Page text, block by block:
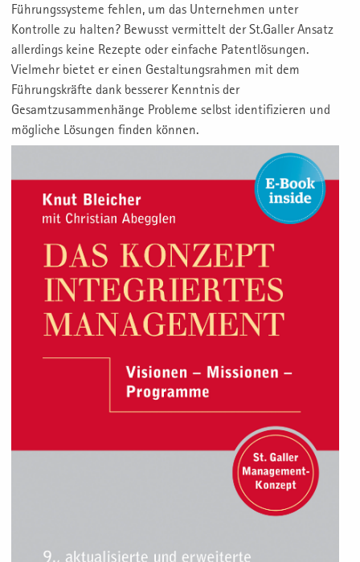
Führungssysteme fehlen, um das Unternehmen unter
Kontrolle zu halten? Bewusst vermittelt der St.Galler Ansatz
allerdings keine Rezepte oder einfache Patentlösungen.
Vielmehr bietet er einen Gestaltungsrahmen mit dem
Führungskräfte dank besserer Kenntnis der
Gesamtzusammenhänge Probleme selbst identifizieren und
mögliche Lösungen finden können.